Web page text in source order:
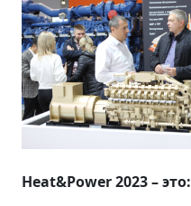
Heat&Power 2023 – это: